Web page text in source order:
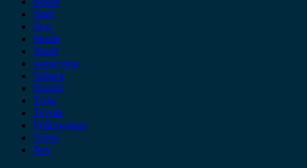
Saab
Seat
Skoda
Smart
ssangyong
Subaru
Suzuki
Tesla
Toyota
Volkswagen
Volvo
Xev